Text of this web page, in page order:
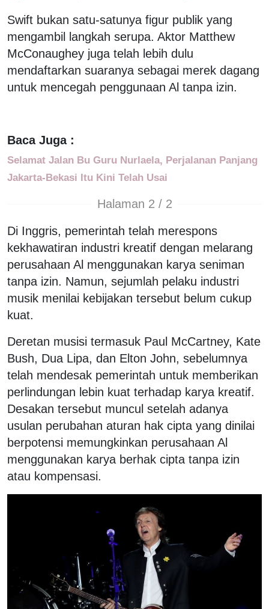
Swift bukan satu-satunya figur publik yang
mengambil langkah serupa. Aktor Matthew
McConaughey juga telah lebih dulu
mendaftarkan suaranya sebagai merek dagang
untuk mencegah penggunaan Al tanpa izin.
Baca Juga :
Selamat Jalan Bu Guru Nurlaela, Perjalanan Panjang
Jakarta-Bekasi Itu Kini Telah Usai
Halaman 2 / 2
Di Inggris, pemerintah telah merespons
kekhawatiran industri kreatif dengan melarang
perusahaan Al menggunakan karya seniman
tanpa izin. Namun, sejumlah pelaku industri
musik menilai kebijakan tersebut belum cukup
kuat.
Deretan musisi termasuk Paul McCartney, Kate
Bush, Dua Lipa, dan Elton John, sebelumnya
telah mendesak pemerintah untuk memberikan
perlindungan lebin kuat terhadap karya kreatif.
Desakan tersebut muncul setelah adanya
usulan perubahan aturan hak cipta yang dinilai
berpotensi memungkinkan perusahaan Al
menggunakan karya berhak cipta tanpa izin
atau kompensasi.